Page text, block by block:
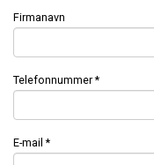
KOMPONENTER
Erhvervsbyggeri
Combino Eventcars
Firmanavn
Telefonnummer*
E-mail*